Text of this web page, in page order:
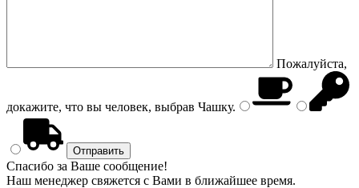
Пожалуйста,
докажите, что вы человек, выбрав Чашку.
Спасибо за Ваше сообщение!
Наш менеджер свяжется с Вами в ближайшее время.